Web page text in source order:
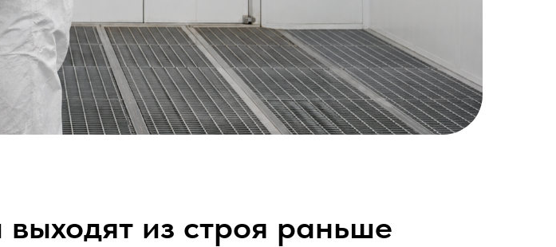
из строя раньше